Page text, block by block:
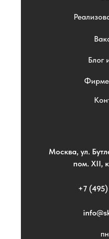
Блог
+7
Москва, ул.
пом. XII,